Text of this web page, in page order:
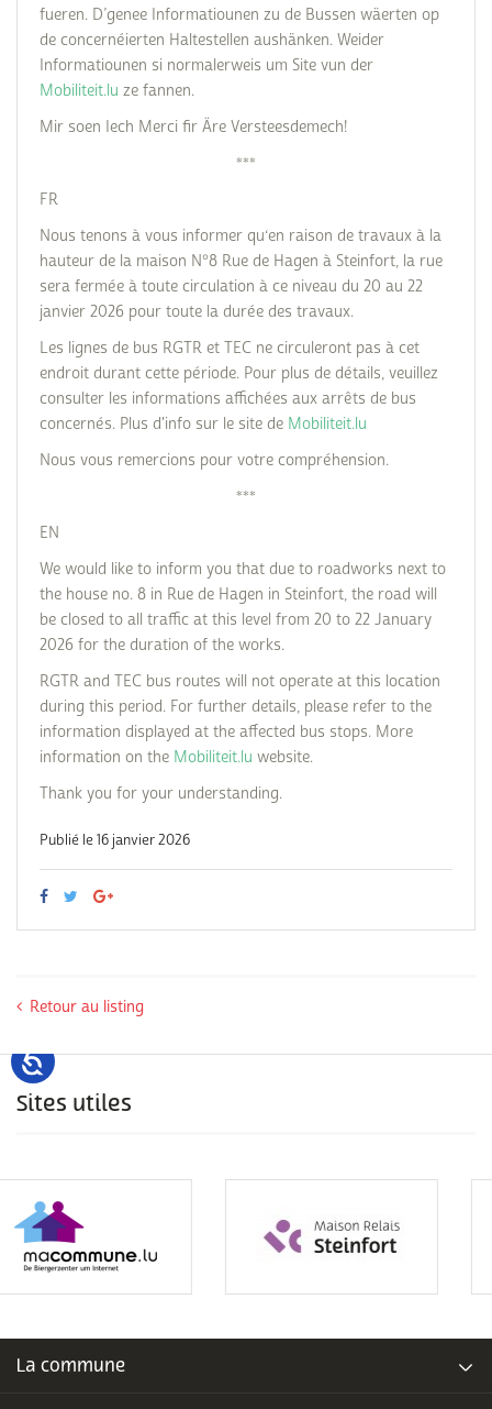
fueren. D’genee Informatiounen zu de Bussen wäerten op
de concernéierten Haltestellen aushänken. Weider
Informatiounen si normalerweis um Site vun der
Mobiliteit.lu ze fannen.
Mir soen Iech Merci fir Äre Versteesdemech!
***
FR
Nous tenons à vous informer qu‘en raison de travaux à la
hauteur de la maison N°8 Rue de Hagen à Steinfort, la rue
sera fermée à toute circulation à ce niveau du 20 au 22
janvier 2026 pour toute la durée des travaux.
Les lignes de bus RGTR et TEC ne circuleront pas à cet
endroit durant cette période. Pour plus de détails, veuillez
consulter les informations affichées aux arrêts de bus
concernés. Plus d'info sur le site de Mobiliteit.lu
Nous vous remercions pour votre compréhension.
***
EN
We would like to inform you that due to roadworks next to
the house no. 8 in Rue de Hagen in Steinfort, the road will
be closed to all traffic at this level from 20 to 22 January
2026 for the duration of the works.
RGTR and TEC bus routes will not operate at this location
during this period. For further details, please refer to the
information displayed at the affected bus stops. More
information on the Mobiliteit.lu website.
Thank you for your understanding.
Publié le 16 janvier 2026
Retour au listing
Sites utiles
La commune